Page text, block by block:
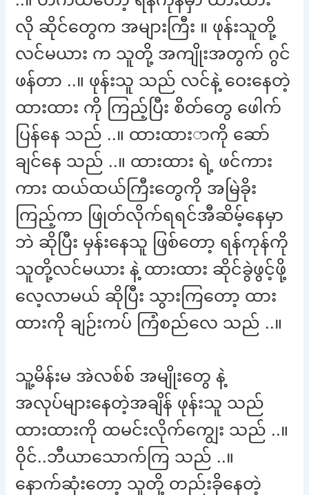
လို ဆိုင်တွေက အများကြီး ။ ဖုန်းသူတို့
လင်မယား က သူတို့ အကျိုးအတွက် ဂွင်
ဖန်တာ ..။ ဖုန်းသူ သည် လင်နဲ့ ဝေးနေတဲ့
ထားထား ကို ကြည့်ပြီး စိတ်တွေ ဖေါက်
ပြန်နေ သည် ..။ ထားထားာကို ဆော်
ချင်နေ သည် ..။ ထားထား ရဲ့ ဖင်ကား
ကား ထယ်ထယ်ကြီးတွေကို အမြဲခိုး
ကြည့်ကာ ဖြုတ်လိုက်ရရင်အီဆိမ့်နေမှာ
ဘဲ ဆိုပြီး မှန်းနေသူ ဖြစ်တော့ ရန်ကုန်ကို
သူတို့လင်မယား နဲ့ ထားထား ဆိုင်ခွဲဖွင့်ဖို့
လေ့လာမယ် ဆိုပြီး သွားကြတော့ ထား
ထားကို ချဉ်းကပ် ကြံစည်လေ သည် ..။
သူ့မိန်းမ အဲလစ်စ် အမျိုးတွေ နဲ့
အလုပ်များနေတဲ့အချိန် ဖုန်းသူ သည်
ထားထားကို ထမင်းလိုက်ကျွေး သည် ..။
ဝိုင်..ဘီယာသောက်ကြ သည် ..။
နောက်ဆုံးတော့ သူတို့ တည်းခိုနေတဲ့